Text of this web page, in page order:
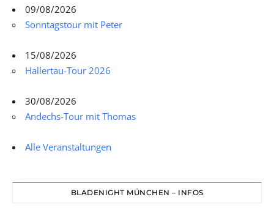
09/08/2026
Sonntagstour mit Peter
15/08/2026
Hallertau-Tour 2026
30/08/2026
Andechs-Tour mit Thomas
Alle Veranstaltungen
BLADENIGHT MÜNCHEN – INFOS